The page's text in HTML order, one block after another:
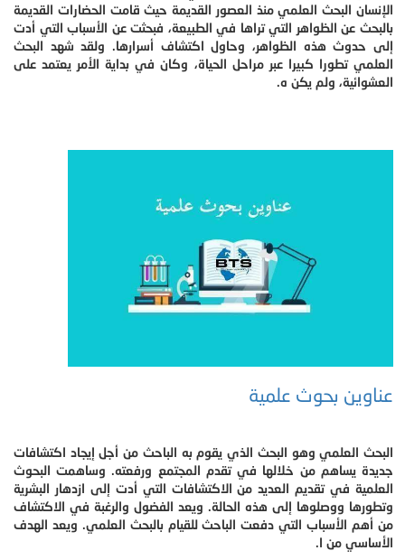
الإنسان البحث العلمي منذ العصور القديمة حيث قامت الحضارات القديمة
بالبحث عن الظواهر التي تراها في الطبيعة، فبحثت عن الأسباب التي أدت
إلى حدوث هذه الظواهر، وحاول اكتشاف أسرارها. ولقد شهد البحث
العلمي تطورا كبيرا عبر مراحل الحياة، وكان في بداية الأمر يعتمد على
العشوائية، ولم يكن ه.
عناوين بحوث علمية
البحث العلمي وهو البحث الذي يقوم به الباحث من أجل إيجاد اكتشافات
جديدة يساهم من خلالها في تقدم المجتمع ورفعته. وساهمت البحوث
العلمية في تقديم العديد من الاكتشافات التي أدت إلى ازدهار البشرية
وتطورها ووصلوها إلى هذه الحالة. ويعد الفضول والرغبة في الاكتشاف
من أهم الأسباب التي دفعت الباحث للقيام بالبحث العلمي. ويعد الهدف
الأساسي من ا.